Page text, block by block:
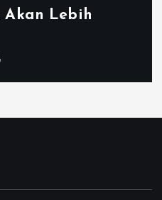
Akan Lebih